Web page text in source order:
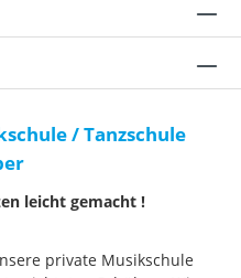
/ Tanzschule
leicht gemacht !
private Musikschule